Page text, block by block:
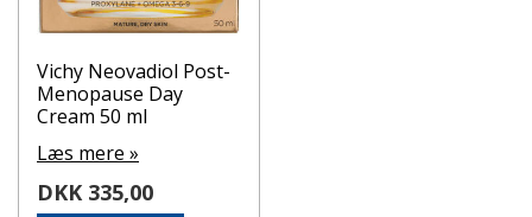
Vichy Neovadiol Post-
Menopause Day
Cream 50 ml
Læs mere »
DKK 335,00